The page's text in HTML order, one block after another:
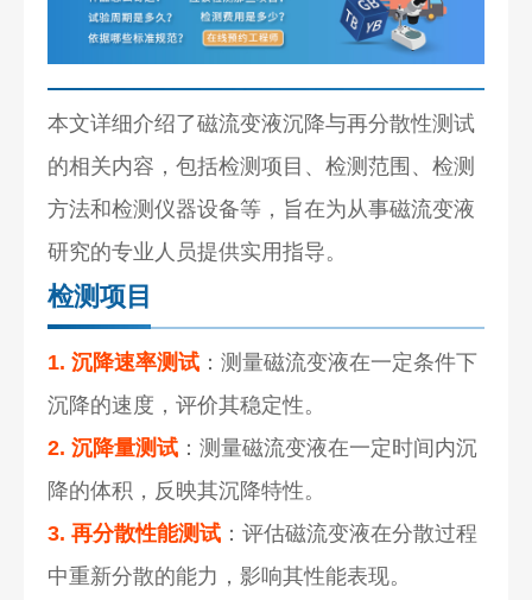
本文详细介绍了磁流变液沉降与再分散性测试
的相关内容，包括检测项目、检测范围、检测
方法和检测仪器设备等，旨在为从事磁流变液
研究的专业人员提供实用指导。
检测项目
1. 沉降速率测试 ：测量磁流变液在一定条件下
沉降的速度，评价其稳定性。
2. 沉降量测试 ：测量磁流变液在一定时间内沉
降的体积，反映其沉降特性。
3. 再分散性能测试 ：评估磁流变液在分散过程
中重新分散的能力，影响其性能表现。